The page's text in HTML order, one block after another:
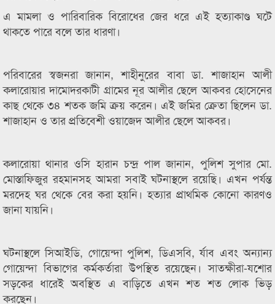
এ মামলা ও পারিবারিক বিরোধের জের ধরে এই হত্যাকাণ্ড ঘটে
থাকতে পারে বলে তার ধারণা।
পরিবারের স্বজনরা জানান, শাহীনুরের বাবা ডা. শাজাহান আলী
কলারোয়ার দামোদরকাটী গ্রামের নূর আলীর ছেলে আকবর হোসেনের
কাছ থেকে ৩৪ শতক জমি ক্রয় করেন। এই জমির ক্রেতা ছিলেন ডা.
শাজাহান ও তার প্রতিবেশী ওয়াজেদ আলীর ছেলে আকবর।
কলারোয়া থানার ওসি হারান চন্দ্র পাল জানান, পুলিশ সুপার মো.
মোস্তাফিজুর রহমানসহ আমরা সবাই ঘটনাস্থলে রয়েছি। এখন পর্যন্ত
মরদেহ ঘর থেকে বের করা হয়নি। হত্যার প্রাথমিক কোনো কারণও
জানা যায়নি।
ঘটনাস্থলে সিআইডি, গোয়েন্দা পুলিশ, ডিএসবি, র্যাব এবং অন্যান্য
গোয়েন্দা বিভাগের কর্মকর্তারা উপস্থিত রয়েছেন। সাতক্ষীরা-যশোর
সড়কের ধারেই অবস্থিত এ বাড়িতে এখন শত শত লোক ভিড়
করছেন।